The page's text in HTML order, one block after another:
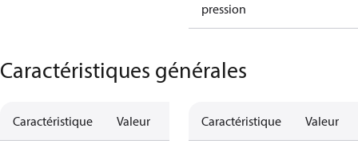
pression
Caractéristiques générales
Caractéristique Valeur Caractéristique Valeur